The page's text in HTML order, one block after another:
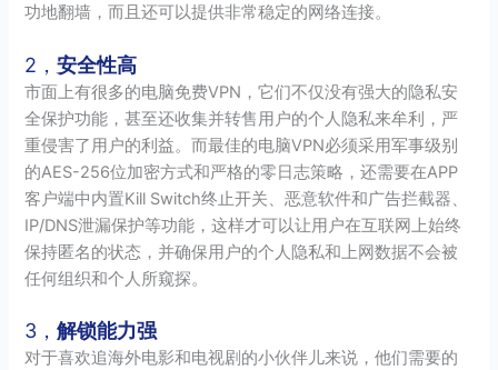
功地翻墙，而且还可以提供非常稳定的网络连接。
2，安全性高
市面上有很多的电脑免费VPN，它们不仅没有强大的隐私安
全保护功能，甚至还收集并转售用户的个人隐私来牟利，严
重侵害了用户的利益。而最佳的电脑VPN必须采用军事级别
的AES-256位加密方式和严格的零日志策略，还需要在APP
客户端中内置Kill Switch终止开关、恶意软件和广告拦截器、
IP/DNS泄漏保护等功能，这样才可以让用户在互联网上始终
保持匿名的状态，并确保用户的个人隐私和上网数据不会被
任何组织和个人所窥探。
3，解锁能力强
对于喜欢追海外电影和电视剧的小伙伴儿来说，他们需要的